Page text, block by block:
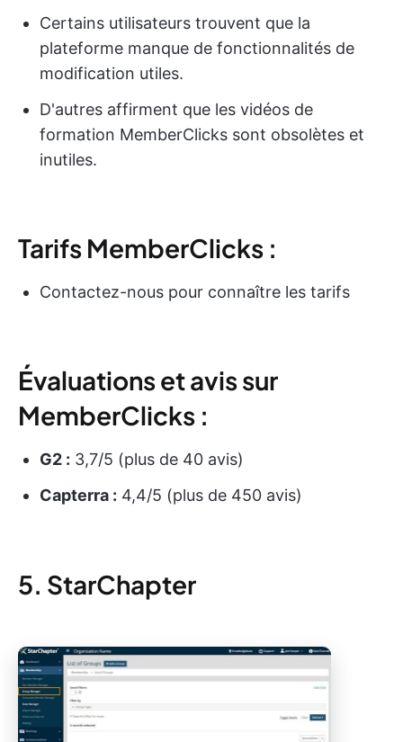
Certains utilisateurs trouvent que la
plateforme manque de fonctionnalités de
modification utiles.
D'autres affirment que les vidéos de
formation MemberClicks sont obsolètes et
inutiles.
Tarifs MemberClicks :
Contactez-nous pour connaître les tarifs
Évaluations et avis sur
MemberClicks :
G2 : 3,7/5 (plus de 40 avis)
Capterra : 4,4/5 (plus de 450 avis)
5. StarChapter